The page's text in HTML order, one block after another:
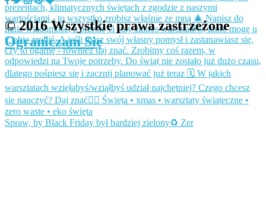
Spraw, by Black Friday był bardziej zielony♻️ Zer
© 2016 Wszystkie prawa zastrzeżone
Ograniczam Się